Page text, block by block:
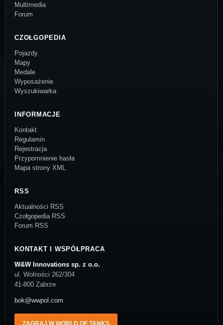
Multimedia
Forum
CZOŁGOPEDIA
Pojazdy
Mapy
Medale
Wyposażenie
Wyszukiwarka
INFORMACJE
Kontakt
Regulamin
Rejestracja
Przypomnienie hasła
Mapa strony XML
RSS
Aktualności RSS
Czołgopedia RSS
Forum RSS
KONTAKT I WSPÓŁPRACA
W&W Innovations sp. z o.o.
ul. Wolności 262/304
41-800 Zabrze
bok@wwpol.com